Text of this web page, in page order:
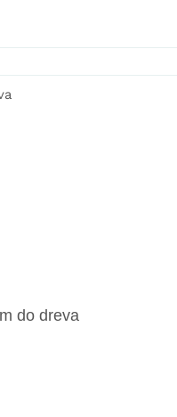
do dreva